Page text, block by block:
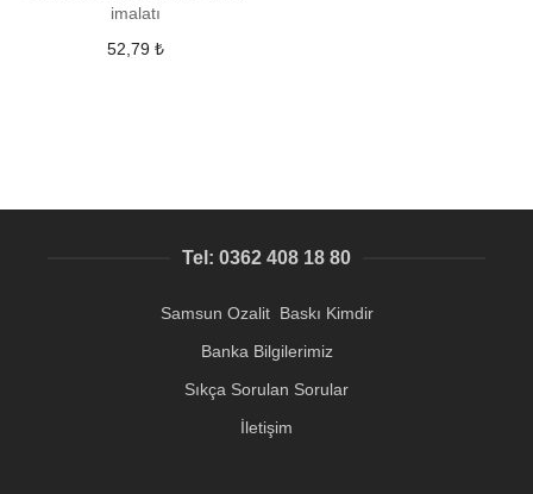
imalatı
52,79 ₺
Tel: 0362 408 18 80
Samsun Ozalit Baskı Kimdir
Banka Bilgilerimiz
Sıkça Sorulan Sorular
İletişim